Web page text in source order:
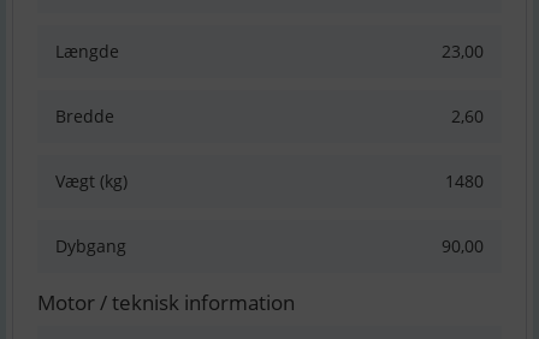
Længde 23,00
Bredde 2,60
Vægt (kg) 1480
Dybgang 90,00
Motor / teknisk information